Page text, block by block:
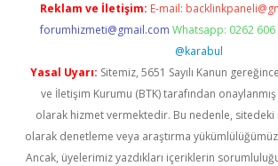
Reklam ve İletişim: E-mail:
forumhizmeti@gmail.com Whatsapp: 0262 606
@karabul
Yasal Uyarı: Sitemiz, 5651 Sayılı Kanun
ve İletişim Kurumu (BTK) tarafından onaylanmış
olarak hizmet vermektedir. Bu nedenle,
olarak denetleme veya araştırma
Ancak, üyelerimiz yazdıkları içeriklerin